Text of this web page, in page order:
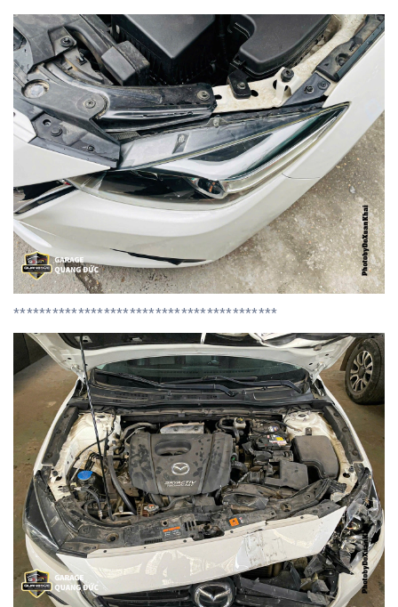
*****************************************